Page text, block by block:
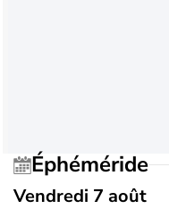
Éphéméride
Vendredi 7 août